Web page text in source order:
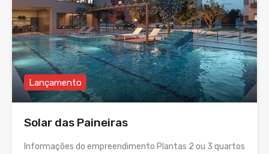
Lançamento
Solar das Paineiras
Informações do empreendimento Plantas 2 ou 3 quartos